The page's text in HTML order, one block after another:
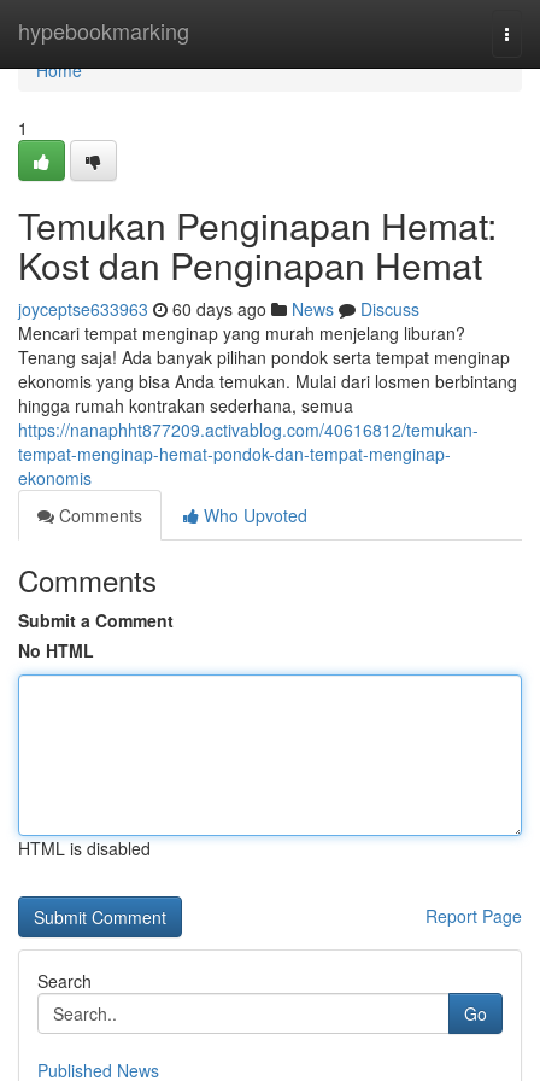
hypebookmarking
Home
Home
1
Temukan Penginapan Hemat:
Kost dan Penginapan Hemat
joyceptse633963 60 days ago News
Discuss
Mencari tempat menginap yang murah menjelang liburan?
Tenang saja! Ada banyak pilihan pondok serta tempat menginap
ekonomis yang bisa Anda temukan. Mulai dari losmen berbintang
hingga rumah kontrakan sederhana, semua
https://nanaphht877209.activablog.com/40616812/temukan-
tempat-menginap-hemat-pondok-dan-tempat-menginap-
ekonomis
Comments
Who Upvoted
Comments
Submit a Comment
No HTML
HTML is disabled
Report Page
Search
Go
Published News